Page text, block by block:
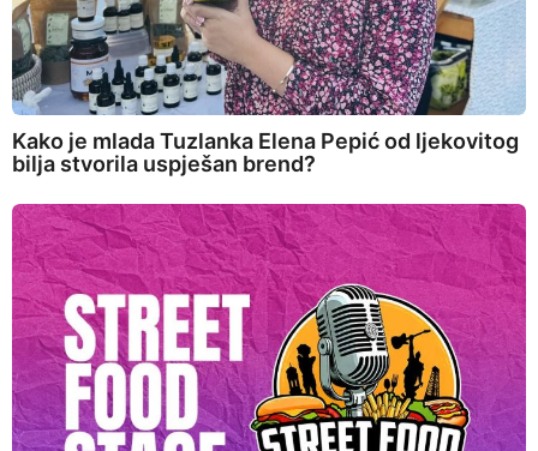
Kako je mlada Tuzlanka Elena Pepić od ljekovitog
bilja stvorila uspješan brend?